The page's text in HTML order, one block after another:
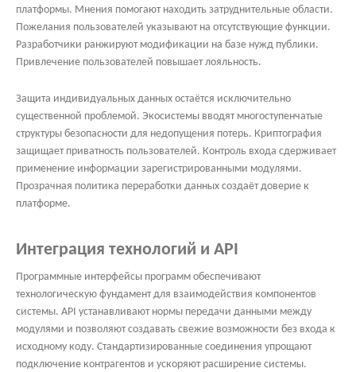
платформы. Мнения помогают находить затруднительные области.
Пожелания пользователей указывают на отсутствующие функции.
Разработчики ранжируют модификации на базе нужд публики.
Привлечение пользователей повышает лояльность.
Защита индивидуальных данных остаётся исключительно
существенной проблемой. Экосистемы вводят многоступенчатые
структуры безопасности для недопущения потерь. Криптография
защищает приватность пользователей. Контроль входа сдерживает
применение информации зарегистрированными модулями.
Прозрачная политика переработки данных создаёт доверие к
платформе.
Интеграция технологий и API
Программные интерфейсы программ обеспечивают
технологическую фундамент для взаимодействия компонентов
системы. API устанавливают нормы передачи данными между
модулями и позволяют создавать свежие возможности без входа к
исходному коду. Стандартизированные соединения упрощают
подключение контрагентов и ускоряют расширение системы.